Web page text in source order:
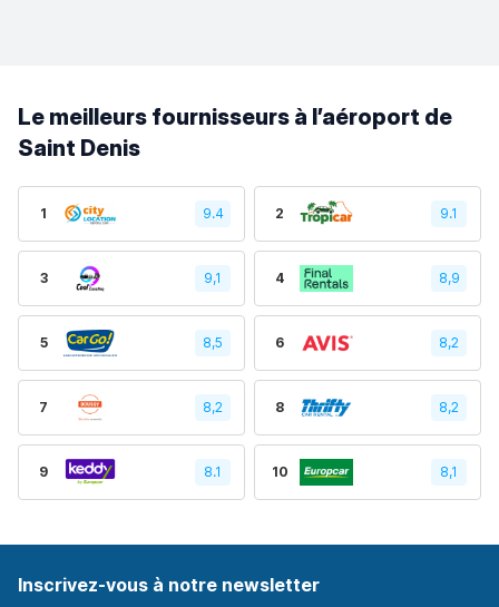
Le meilleurs fournisseurs à l’aéroport de
Saint Denis
1 9.4 2 9.1
3 9,1 4 8,9
5 8,5 6 8,2
7 8,2 8 8,2
9 8.1 10 8,1
Inscrivez-vous à notre newsletter